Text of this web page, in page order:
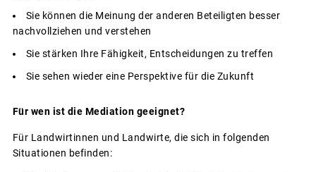
Sie können die Meinung der anderen Beteiligten besser
nachvollziehen und verstehen
Sie stärken Ihre Fähigkeit, Entscheidungen zu treffen
Sie sehen wieder eine Perspektive für die Zukunft
Für wen ist die Mediation geeignet?
Für Landwirtinnen und Landwirte, die sich in folgenden
Situationen befinden: